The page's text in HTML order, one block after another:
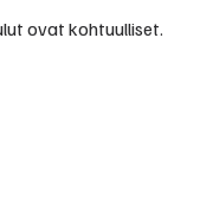
ovat kohtuulliset.